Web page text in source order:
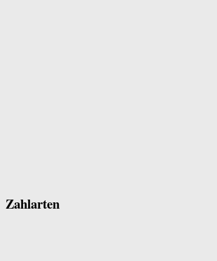
Zahlarten